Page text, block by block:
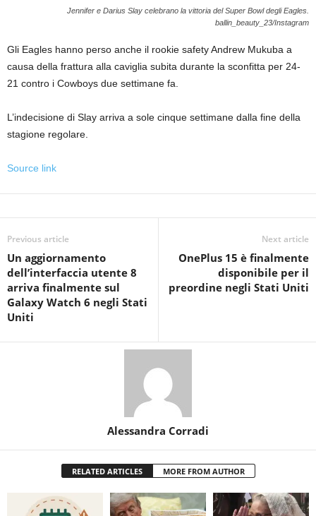
Jennifer e Darius Slay celebrano la vittoria del Super Bowl degli Eagles.
ballin_beauty_23/Instagram
Gli Eagles hanno perso anche il rookie safety Andrew Mukuba a
causa della frattura alla caviglia subita durante la sconfitta per 24-
21 contro i Cowboys due settimane fa.
L’indecisione di Slay arriva a sole cinque settimane dalla fine della
stagione regolare.
Source link
Previous article
Un aggiornamento
dell’interfaccia utente 8
arriva finalmente sul
Galaxy Watch 6 negli Stati
Uniti
Next article
OnePlus 15 è finalmente
disponibile per il
preordine negli Stati Uniti
Alessandra Corradi
RELATED ARTICLES MORE FROM AUTHOR